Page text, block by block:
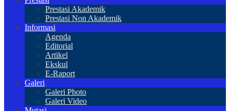
Prestasi Akademik
Prestasi Non Akademik
Informasi
Agenda
Editorial
Artikel
Ekskul
E-Raport
Galeri
Galeri Photo
Galeri Video